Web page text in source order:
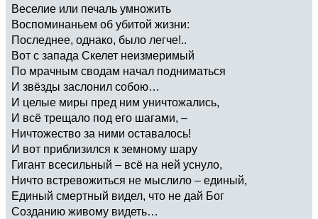
Веселие или печаль умножить
Воспоминаньем об убитой жизни:
Последнее, однако, было легче!..
Вот с запада Скелет неизмеримый
По мрачным сводам начал подниматься
И звёзды заслонил собою…
И целые миры пред ним уничтожались,
И всё трещало под его шагами, –
Ничтожество за ними оставалось!
И вот приблизился к земному шару
Гигант всесильный – всё на ней уснуло,
Ничто встревожиться не мыслило – единый,
Единый смертный видел, что не дай Бог
Созданию живому видеть…